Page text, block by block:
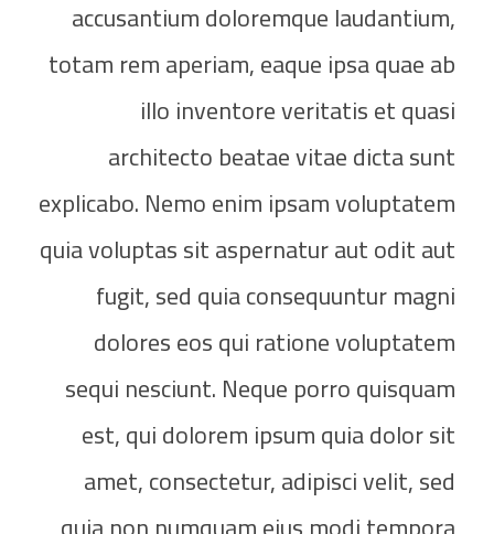
accusantium doloremque laudantium,
totam rem aperiam, eaque ipsa quae ab
illo inventore veritatis et quasi
architecto beatae vitae dicta sunt
explicabo. Nemo enim ipsam voluptatem
quia voluptas sit aspernatur aut odit aut
fugit, sed quia consequuntur magni
dolores eos qui ratione voluptatem
sequi nesciunt. Neque porro quisquam
est, qui dolorem ipsum quia dolor sit
amet, consectetur, adipisci velit, sed